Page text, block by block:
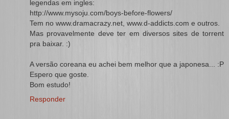
legendas em ingles:
http://www.mysoju.com/boys-before-flowers/
Tem no www.dramacrazy.net, www.d-addicts.com e outros.
Mas provavelmente deve ter em diversos sites de torrent
pra baixar. :)
A versão coreana eu achei bem melhor que a japonesa... :P
Espero que goste.
Bom estudo!
Responder